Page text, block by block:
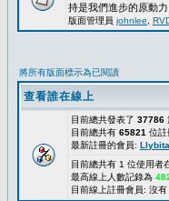
持是我們進步的原動力.
版面管理員 johnlee
將所有版面標示為已閱讀
查看誰在線上
目前總共發表了 37786
目前總共有 65821 位註
最新註冊的會員:
目前總共有 1 位使用
最高線上人數記錄為
目前線上註冊會員: 沒有